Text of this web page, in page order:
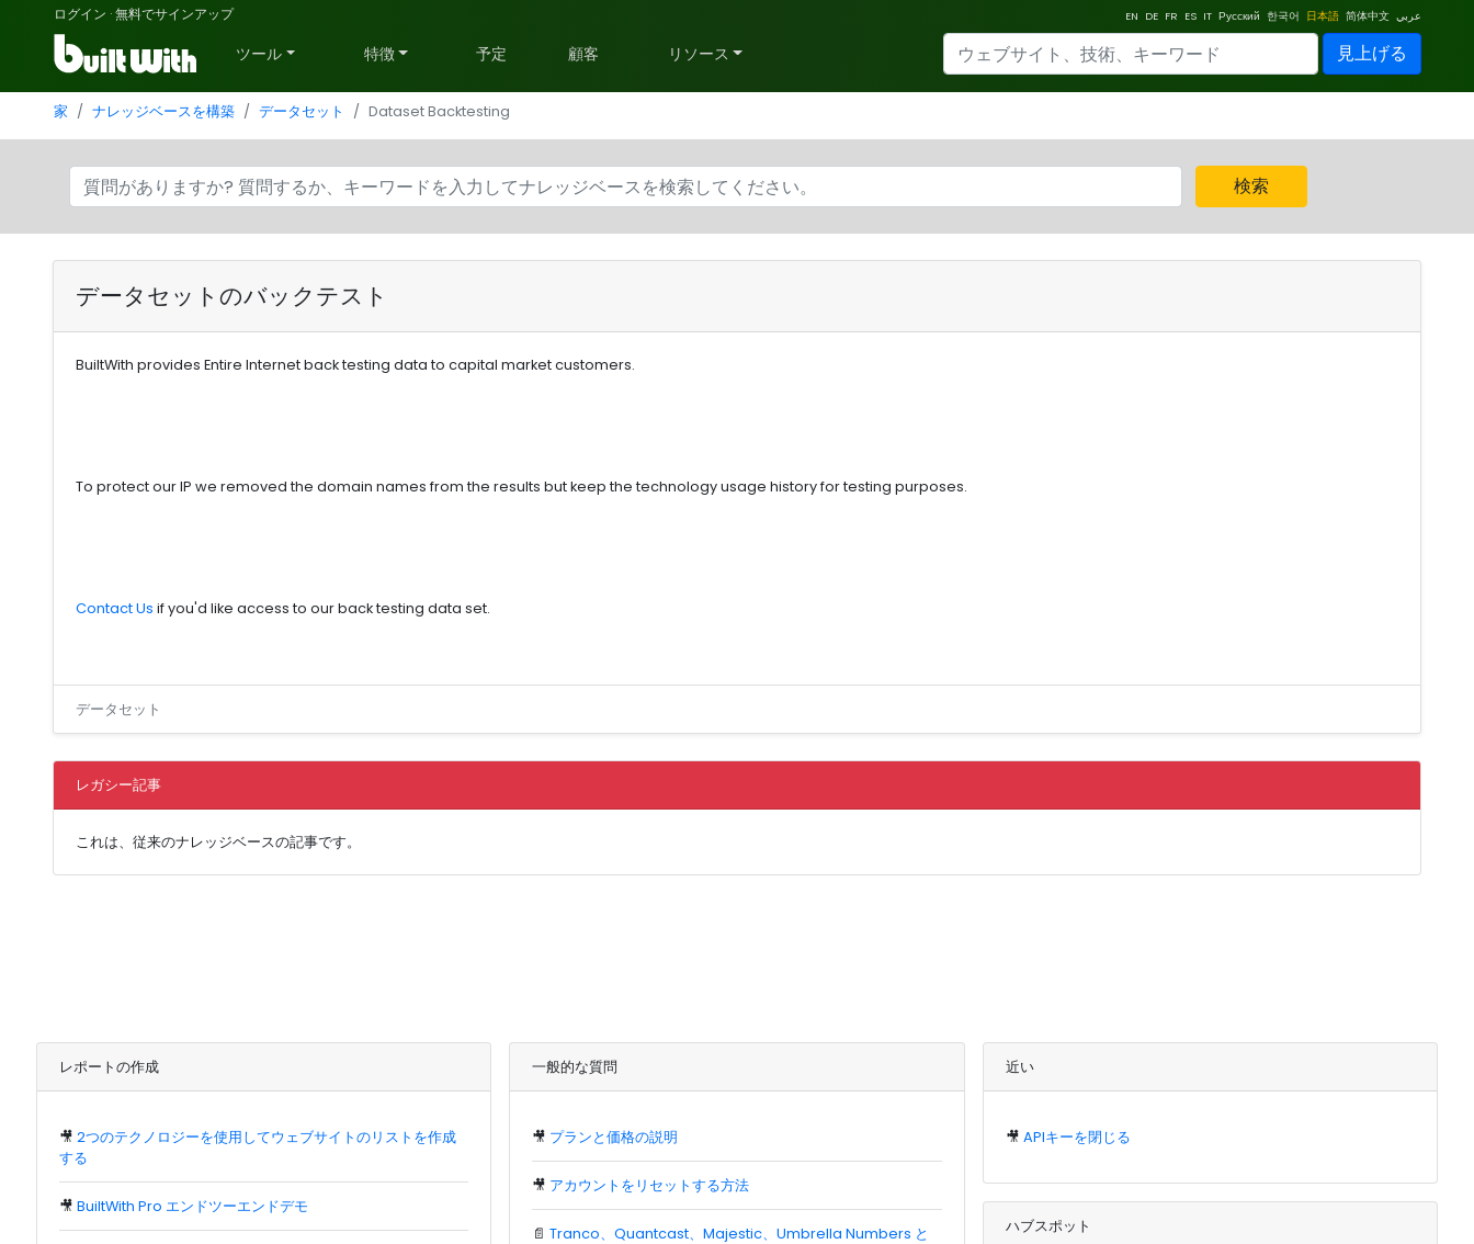
ログイン ·無料でサインアップ EN DE FR ES IT Русский 한국어 日本語 简体中文 عربي
ツール 特徴 予定 顧客 リソース 見上げる
家 ナレッジベースを構築 データセット Dataset Backtesting
検索
データセットのバックテスト
BuiltWith provides Entire Internet back testing data to capital market customers.
To protect our IP we removed the domain names from the results but keep the technology usage history for testing purposes.
Contact Us if you'd like access to our back testing data set.
データセット
レガシー記事
これは、従来のナレッジベースの記事です。
レポートの作成
🎥 2つのテクノロジーを使用してウェブサイトのリストを作成
する
🎥 BuiltWith Pro エンドツーエンドデモ
一般的な質問
🎥 プランと価格の説明
🎥 アカウントをリセットする方法
📄Tranco、Quantcast、Majestic、Umbrella Numbers と
近い
🎥 APIキーを閉じる
ハブスポット